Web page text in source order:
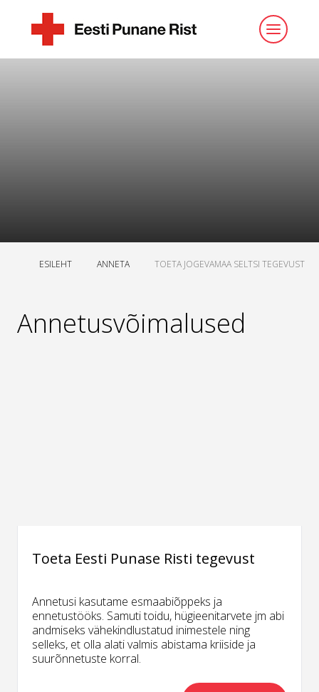
ESILEHT ANNETA TOETA JOGEVAMAA SELTSI TEGEVUST
Annetusvõimalused
Toeta Eesti Punase Risti tegevust
Annetusi kasutame esmaabiõppeks ja
ennetustööks. Samuti toidu, hügieenitarvete jm abi
andmiseks vähekindlustatud inimestele ning
selleks, et olla alati valmis abistama kriiside ja
suurõnnetuste korral.